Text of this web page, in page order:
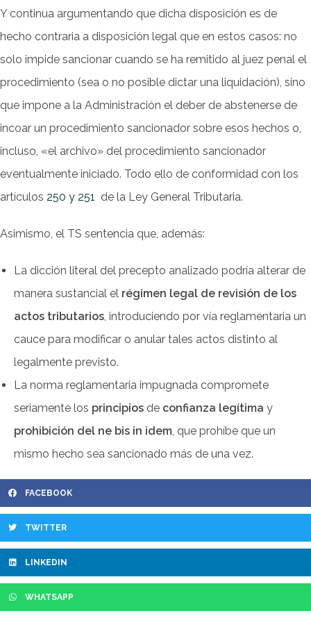
Y continua argumentando que dicha disposición es de
hecho contraria a disposición legal que en estos casos: no
solo impide sancionar cuando se ha remitido al juez penal el
procedimiento (sea o no posible dictar una liquidación), sino
que impone a la Administración el deber de abstenerse de
incoar un procedimiento sancionador sobre esos hechos o,
incluso, «el archivo» del procedimiento sancionador
eventualmente iniciado. Todo ello de conformidad con los
artículos 250 y 251 de la Ley General Tributaria.
Asimismo, el TS sentencia que, además:
La dicción literal del precepto analizado podría alterar de
manera sustancial el régimen legal de revisión de los
actos tributarios, introduciendo por vía reglamentaria un
cauce para modificar o anular tales actos distinto al
legalmente previsto.
La norma reglamentaria impugnada compromete
seriamente los principios de confianza legítima y
prohibición del ne bis in idem, que prohíbe que un
mismo hecho sea sancionado más de una vez.
FACEBOOK
TWITTER
LINKEDIN
WHATSAPP